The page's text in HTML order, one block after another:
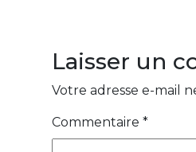
Laisser un
Votre adresse e-mail
Commentaire *